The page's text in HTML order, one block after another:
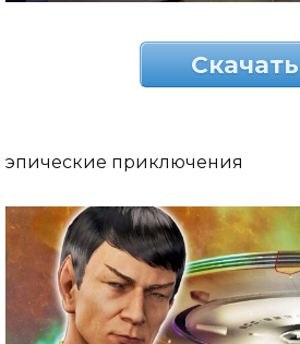
Скачать
эпические приключения